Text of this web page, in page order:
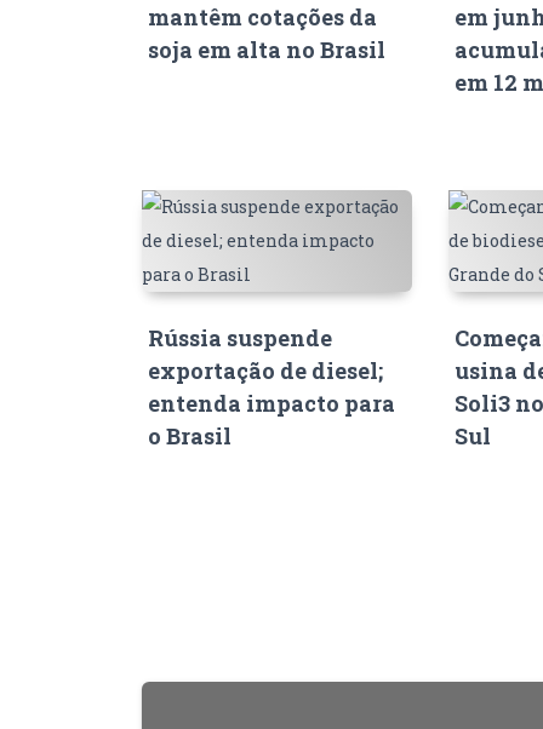
mantêm cotações da
soja em alta no Brasil
em
em 12
Rússia suspende
exportação de diesel;
entenda impacto para
o Brasil
usina
Soli3
Sul